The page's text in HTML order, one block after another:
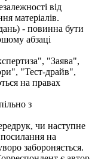
від
матеріалів.
- повинна бути
абзаці
"Заява",
"Тест-драйв",
на правах
з
чи наступне
на
забороняється.